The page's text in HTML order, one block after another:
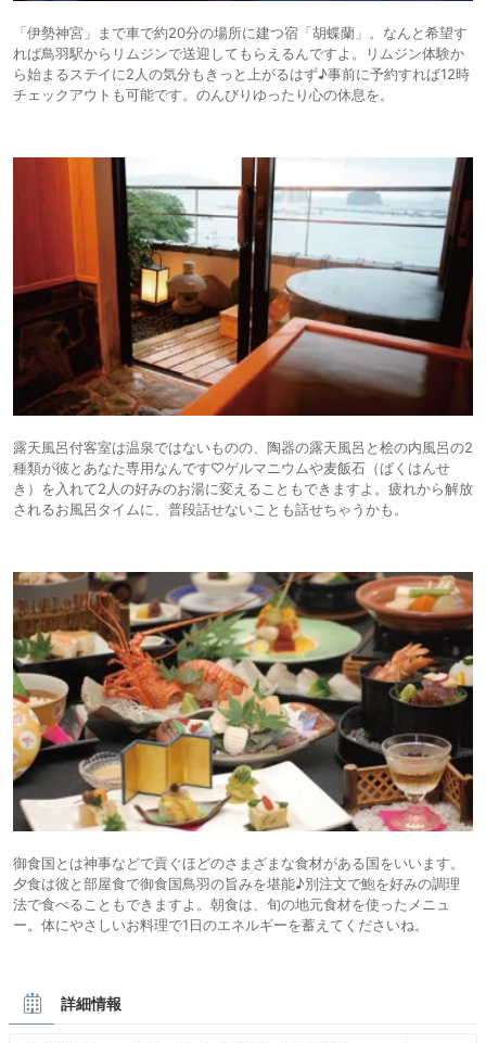
「伊勢神宮」まで車で約20分の場所に建つ宿「胡蝶蘭」。なんと希望す
れば鳥羽駅からリムジンで送迎してもらえるんですよ。リムジン体験か
ら始まるステイに2人の気分もきっと上がるはず♪事前に予約すれば12時
チェックアウトも可能です。のんびりゆったり心の休息を。
露天風呂付客室は温泉ではないものの、陶器の露天風呂と桧の内風呂の2
種類が彼とあなた専用なんです♡ゲルマニウムや麦飯石（ばくはんせ
き）を入れて2人の好みのお湯に変えることもできますよ。疲れから解放
されるお風呂タイムに、普段話せないことも話せちゃうかも。
御食国とは神事などで貢ぐほどのさまざまな食材がある国をいいます。
夕食は彼と部屋食で御食国鳥羽の旨みを堪能♪別注文で鮑を好みの調理
法で食べることもできますよ。朝食は、旬の地元食材を使ったメニュ
ー。体にやさしいお料理で1日のエネルギーを蓄えてくださいね。
詳細情報